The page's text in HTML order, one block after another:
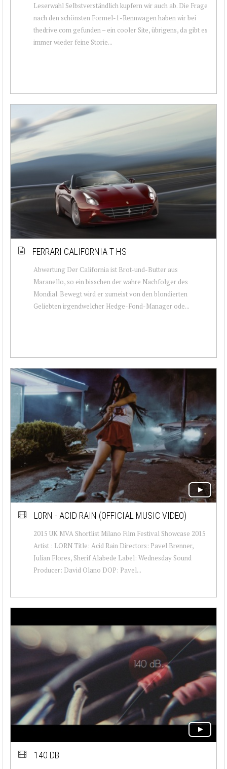
Leserwahl Selbstverständlich kupfern wir auch ab. Die Frage
nach den schönsten Formel-1-Rennwagen haben wir bei
thedrive.com gefunden – ein cooler Site, übrigens, da gibt es
immer wieder feine Storie...
FERRARI CALIFORNIA T HS
Abwertung Der California ist Brot-und-Butter aus
Maranello, so ein bisschen der wahre Nachfolger des
Mondial. Bewegt wird er zumeist von den blondierten
Geliebten irgendwelcher Hedge-Fond-Manager ode...
LORN - ACID RAIN (OFFICIAL MUSIC VIDEO)
2015 UK MVA Shortlist Milano Film Festival Showcase 2015
Artist : LORN Title: Acid Rain Directors: Pavel Brenner,
Julian Flores, Sherif Alabede Label: Wednesday Sound
Producer: David Olano DOP: Pavel...
140 DB